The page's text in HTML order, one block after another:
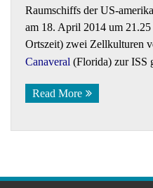
Raumschiffs der US-
am 18. April 2014 um
Ortszeit) zwei Zellkulturen
Canaveral (Florida) zur ISS
Read More